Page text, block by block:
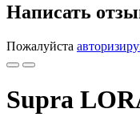
Написать
Пожалуйста
Supra